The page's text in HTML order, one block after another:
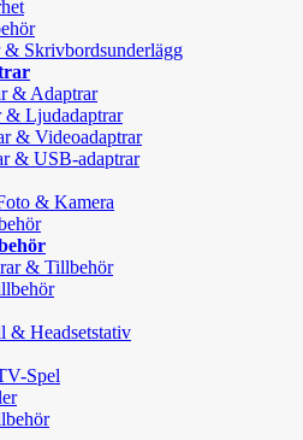
& Skrivbordsunderlägg
& Adaptrar
& Ljudadaptrar
& Videoadaptrar
& USB-adaptrar
& Kamera
& Tillbehör
& Headsetstativ
Spel